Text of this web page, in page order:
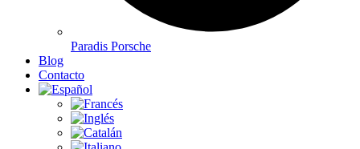
Paradis Porsche
Blog
Contacto